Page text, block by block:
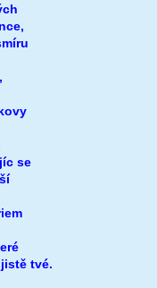
se
tvé.